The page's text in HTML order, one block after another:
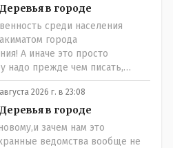
в городе
среди населения
города
А иначе это просто
надо прежде чем писать,
в ЖКХ акимата и
статьей провоцировать
2026 г. в 23:08
в городе
зачем нам это
ведомства вообще не